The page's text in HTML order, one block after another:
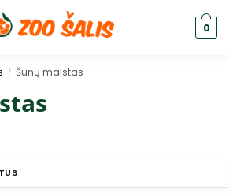
0
/ Šunų maistas